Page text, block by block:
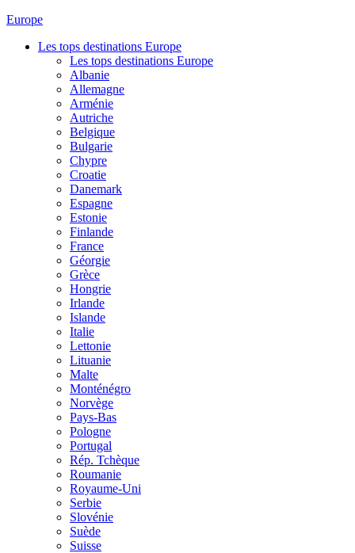
Europe
Les tops destinations Europe
Les tops destinations Europe
Albanie
Allemagne
Arménie
Autriche
Belgique
Bulgarie
Chypre
Croatie
Danemark
Espagne
Estonie
Finlande
France
Géorgie
Grèce
Hongrie
Irlande
Islande
Italie
Lettonie
Lituanie
Malte
Monténégro
Norvège
Pays-Bas
Pologne
Portugal
Rép. Tchèque
Roumanie
Royaume-Uni
Serbie
Slovénie
Suède
Suisse